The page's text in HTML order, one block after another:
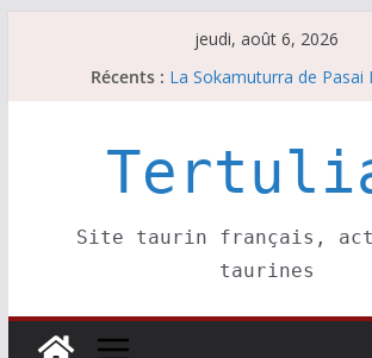
jeudi, août 6, 2026
Récents : La Sokamuturra de Pasai
Villeneuve, Hugo Tarbelli
Les brèves du mardi 4
Site taurin français,
taurines